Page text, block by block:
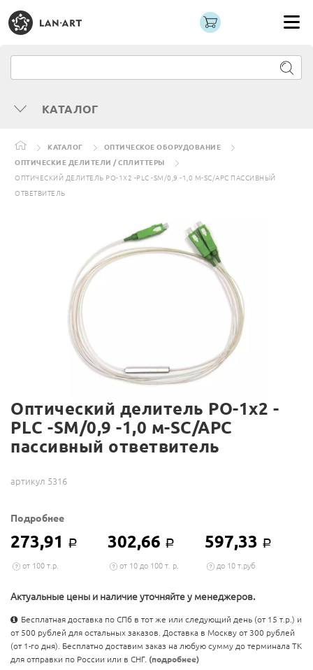
КАТАЛОГ
КАТАЛОГ
ОПТИЧЕСКОЕ ОБОРУДОВАНИЕ
ОПТИЧЕСКИЕ ДЕЛИТЕЛИ / СПЛИТТЕРЫ
ОПТИЧЕСКИЙ ДЕЛИТЕЛЬ РО-1Х2 -PLC -SM/0,9 -1,0 М-SC/APC ПАССИВНЫЙ
ОТВЕТВИТЕЛЬ
Оптический делитель РО-1х2 -
PLC -SM/0,9 -1,0 м-SC/APC
пассивный ответвитель
артикул 5316
Подробнее
273,91 Р 302,66 Р 597,33 Р
от 100 т.р. от 10 до 100 т. р. до 10 т.руб
Актуальные цены и наличие уточняйте у менеджеров.
Бесплатная доставка по СПб в тот же или следующий день (от 15 т.р.) и
от 500 рублей для остальных заказов. Доставка в Москву от 300 рублей
(от 1-го дня). Бесплатно доставим заказ на любую сумму до терминала ТК
для отправки по России или в СНГ. (подробнее)